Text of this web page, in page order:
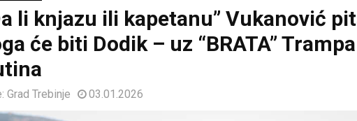
li knjazu ili kapetanu” Vukanović
će biti Dodik – uz “BRATA”
Grad Trebinje 03.01.2026